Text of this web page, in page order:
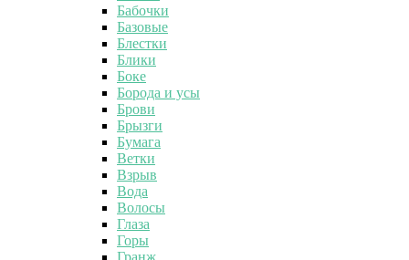
Бабочки
Базовые
Блестки
Блики
Боке
Борода и усы
Брови
Брызги
Бумага
Ветки
Взрыв
Вода
Волосы
Глаза
Горы
Гранж